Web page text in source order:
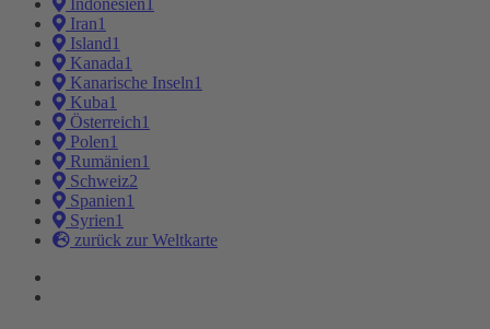
Indonesien1
Iran1
Island1
Kanada1
Kanarische Inseln1
Kuba1
Österreich1
Polen1
Rumänien1
Schweiz2
Spanien1
Syrien1
zurück zur Weltkarte